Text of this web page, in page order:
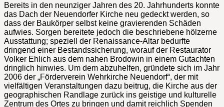
Bereits in den neunziger Jahren des 20. Jahrhunderts konnte
das Dach der Neuendorfer Kirche neu gedeckt werden, so
dass der Baukörper selbst keine gravierenden Schäden
aufwies. Sorgen bereitete jedoch die beschriebene hölzerne
Ausstattung; speziell der Renaissance-Altar bedurfte
dringend einer Bestandssicherung, worauf der Restaurator
Volker Ehlich aus dem nahen Brodowin in einem Gutachten
dringlich hinwies. Um dem abzuhelfen, gründete sich im Jahr
2006 der „Förderverein Wehrkirche Neuendorf“, der mit
vielfältigen Veranstaltungen dazu beitrug, die Kirche aus der
geographischen Randlage zurück ins geistige und kulturelle
Zentrum des Ortes zu bringen und damit reichlich Spenden